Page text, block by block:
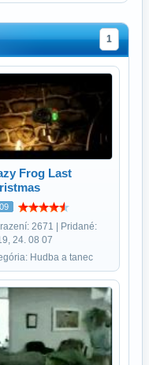
1
Frog Last
2671 | Pridané:
24. 08 07
Hudba a tanec